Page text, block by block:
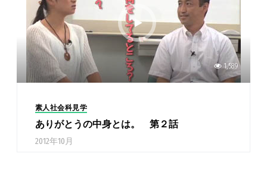
1,589
素人社会科見学
ありがとうの中身とは。 第２話
2012年10月